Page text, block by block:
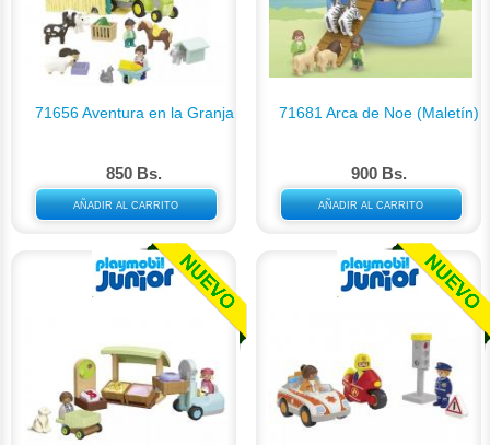
71656 Aventura en la Granja
850 Bs.
AÑADIR AL CARRITO
71681 Arca de Noe (Maletín)
900 Bs.
AÑADIR AL CARRITO